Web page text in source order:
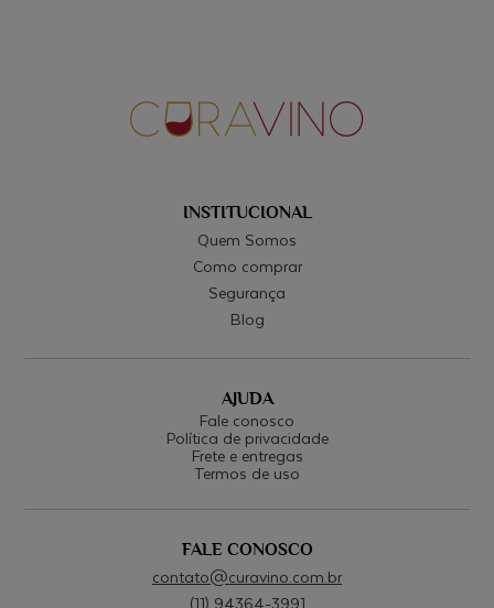
INSTITUCIONAL
Quem Somos
Como comprar
Segurança
Blog
AJUDA
Fale conosco
Política de privacidade
Frete e entregas
Termos de uso
FALE CONOSCO
contato@curavino.com.br